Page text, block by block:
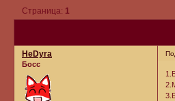
Страница: 1
НеDyra
Босс